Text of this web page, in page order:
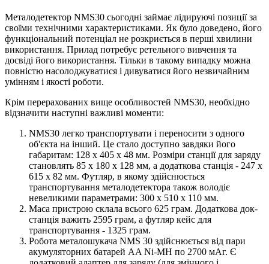
Металодетектор NMS30 сьогодні займає лідируючі позиції за
своїми технічними характеристиками. Як було доведено, його
функціональний потенціал не розкриється в перші хвилини
використання. Прилад потребує ретельного вивчення та
досвіді його використання. Тільки в такому випадку можна
повністю насолоджуватися і дивуватися його незвичайним
умінням і якості роботи.
Крім перерахованих вище особливостей NMS30, необхідно
відзначити наступні важливі моменти:
NMS30 легко транспортувати і переносити з одного
об'єкта на інший. Це стало доступно завдяки його
габаритам: 128 x 405 x 48 мм. Розміри станції для заряду
становлять 85 x 180 x 128 мм, а додаткова станція - 247 x
615 x 82 мм. Футляр, в якому здійснюється
транспортування металодетектора також володіє
невеликими параметрами: 300 x 510 x 110 мм.
Маса пристрою склала всього 625 грам. Додаткова док-
станція важить 2595 грам, а футляр кейс для
транспортування - 1325 грам.
Робота металошукача NMS 30 здійснюється від пари
акумуляторних батарей AA Ni-MH по 2700 мАг. Є